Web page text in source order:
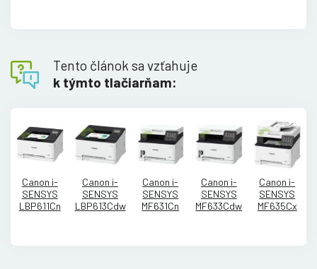
Tento článok sa vzťahuje
k týmto tlačiarňam:
Canon i-
SENSYS
LBP611Cn
Canon i-
SENSYS
LBP613Cdw
Canon i-
SENSYS
MF631Cn
Canon i-
SENSYS
MF633Cdw
Canon i-
SENSYS
MF635Cx